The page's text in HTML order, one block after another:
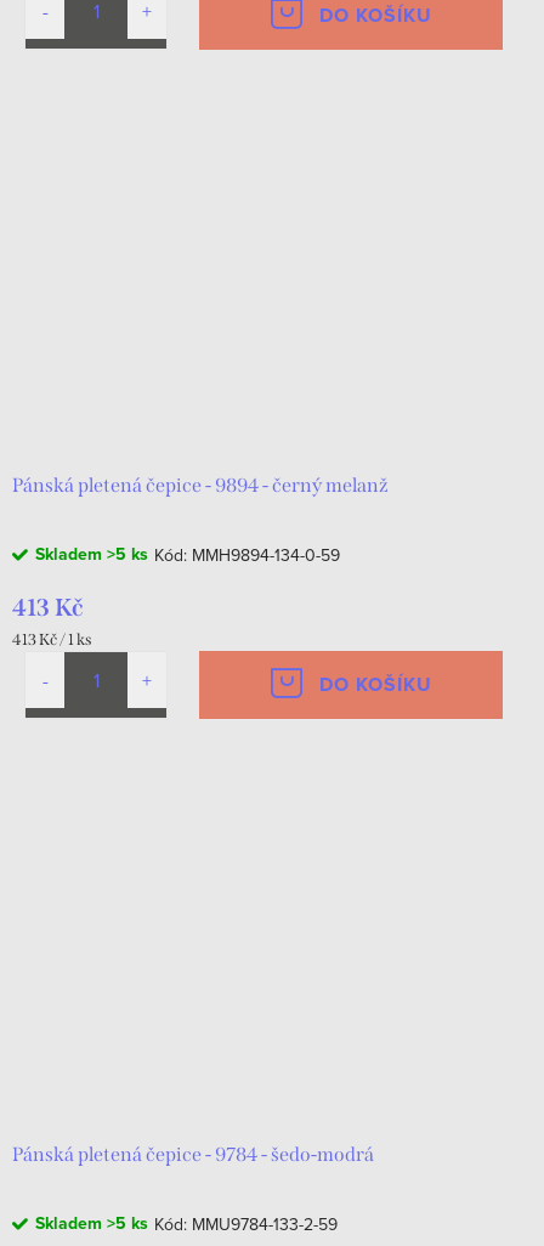
DO KOŠÍKU
Pánská pletená čepice - 9894 - černý melanž
Skladem >5 ks Kód: MMH9894-134-0-59
413 Kč
Měrná
413 Kč / 1 ks
DO KOŠÍKU
Pánská pletená čepice - 9784 - šedo-modrá
Skladem >5 ks Kód: MMU9784-133-2-59